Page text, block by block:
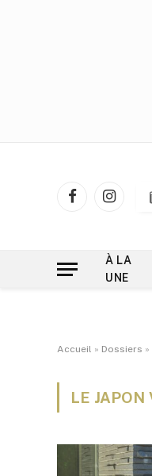
Facebook
À LA
UNE
Accueil » Dossiers »
LE JAPON